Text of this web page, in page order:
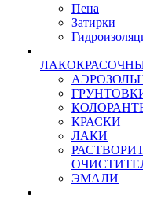
Пена
Затирки
КРАСКИ
ЛАКИ
ЭМАЛИ